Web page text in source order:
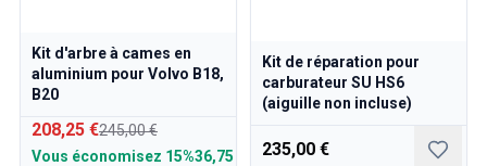
Kit d'arbre à cames en
aluminium pour Volvo B18,
B20
208,25 €245,00 €
Vous économisez 15%36,75 €
Kit de réparation pour
carburateur SU HS6
(aiguille non incluse)
235,00 €